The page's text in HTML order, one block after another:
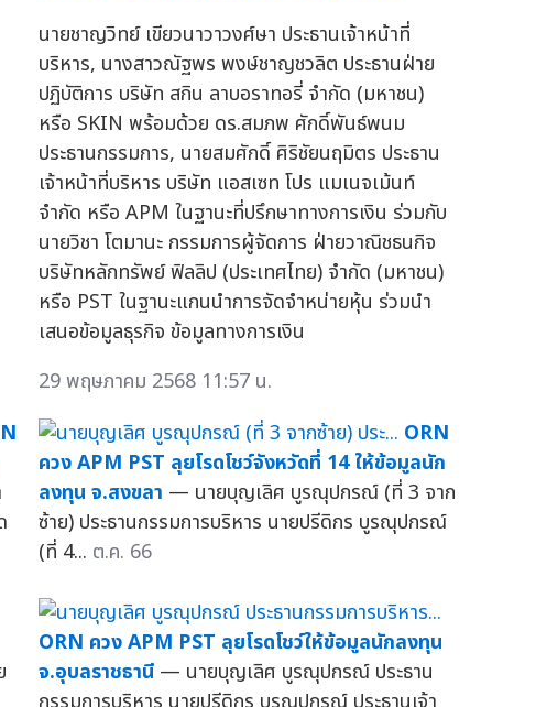
นายชาญวิทย์ เขียวนาวาวงศ์ษา ประธานเจ้าหน้าที่
บริหาร, นางสาวณัฐพร พงษ์ชาญชวลิต ประธานฝ่าย
ปฏิบัติการ บริษัท สกิน ลาบอราทอรี่ จำกัด (มหาชน)
หรือ SKIN พร้อมด้วย ดร.สมภพ ศักดิ์พันธ์พนม
ประธานกรรมการ, นายสมศักดิ์ ศิริชัยนฤมิตร ประธาน
เจ้าหน้าที่บริหาร บริษัท แอสเซท โปร แมเนจเม้นท์
จำกัด หรือ APM ในฐานะที่ปรึกษาทางการเงิน ร่วมกับ
นายวิชา โตมานะ กรรมการผู้จัดการ ฝ่ายวาณิชธนกิจ
บริษัทหลักทรัพย์ ฟิลลิป (ประเทศไทย) จำกัด (มหาชน)
หรือ PST ในฐานะแกนนำการจัดจำหน่ายหุ้น ร่วมนำ
เสนอข้อมูลธุรกิจ ข้อมูลทางการเงิน
29 พฤษภาคม 2568 11:57 น.
ORN
ควง APM PST ลุยโรดโชว์จังหวัดที่ 14 ให้ข้อมูลนัก
ลงทุน จ.สงขลา — นายบุญเลิศ บูรณุปกรณ์ (ที่ 3 จาก
ซ้าย) ประธานกรรมการบริหาร นายปรีดิกร บูรณุปกรณ์
(ที่ 4... ต.ค. 66
ORN ควง APM PST ลุยโรดโชว์ให้ข้อมูลนักลงทุน
จ.อุบลราชธานี — นายบุญเลิศ บูรณุปกรณ์ ประธาน